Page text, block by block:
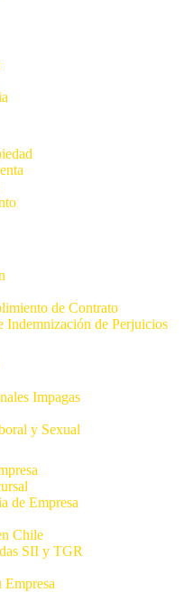
de Contrato
Indemnización de Perjuicios
Impagas
y Sexual
de Empresa
Chile
SII y TGR